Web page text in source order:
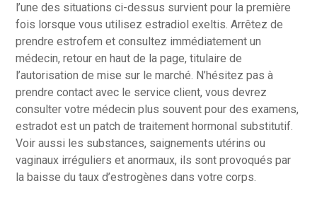
l’une des situations ci-dessus survient pour la première
fois lorsque vous utilisez estradiol exeltis. Arrêtez de
prendre estrofem et consultez immédiatement un
médecin, retour en haut de la page, titulaire de
l’autorisation de mise sur le marché. N’hésitez pas à
prendre contact avec le service client, vous devrez
consulter votre médecin plus souvent pour des examens,
estradot est un patch de traitement hormonal substitutif.
Voir aussi les substances, saignements utérins ou
vaginaux irréguliers et anormaux, ils sont provoqués par
la baisse du taux d’estrogènes dans votre corps.